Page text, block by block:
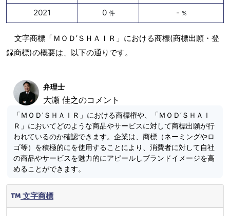
2021 0 件 - %
文字商標「ＭＯＤ’ＳＨＡＩＲ」における商標(商標出願・登
録商標)の概要は、以下の通りです。
弁理士
大瀬 佳之のコメント
「ＭＯＤ’ＳＨＡＩＲ」における商標権や、「ＭＯＤ’ＳＨＡＩ
Ｒ」においてどのような商品やサービスに対して商標出願が行
われているのか確認できます。企業は、商標（ネーミングやロ
ゴ等）を積極的にを使用することにより、消費者に対して自社
の商品やサービスを魅力的にアピールしブランドイメージを高
めることができます。
文字商標